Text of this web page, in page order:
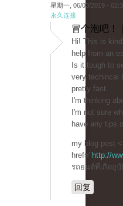
星期一, 06/03/2019 -
永久连接
冒个泡吧！
Hi! This is
help from an
Is it tough to
very techincal
pretty fast.
I'm thinking
I'm not sure
have any tips
my blog post
href=" http://
รถยนต์ที่เกิดอุบั
回复